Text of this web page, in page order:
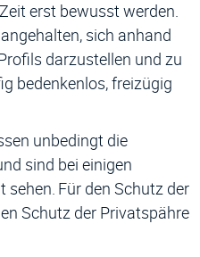
erst bewusst werden.
sich anhand
darzustellen und zu
bedenkenlos, freizügig
unbedingt die
sind bei einigen
Für den Schutz der
Schutz der Privatspähre